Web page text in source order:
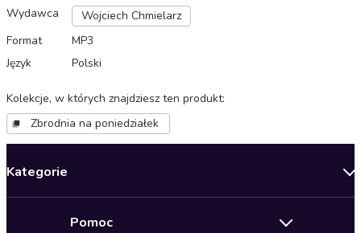
Wydawca
Wojciech Chmielarz
Format
MP3
Język
Polski
Kolekcje, w których znajdziesz ten produkt:
Zbrodnia na poniedziałek
Kategorie
Pomoc